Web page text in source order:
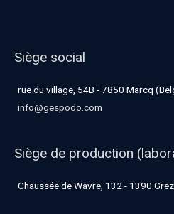
Siège social
rue du village, 54B - 7850 Marcq
info@gespodo.com
Siège de production
Chaussée de Wavre, 132 - 1390